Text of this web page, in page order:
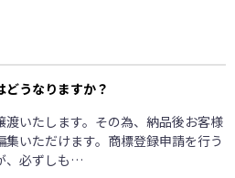
どうなりますか？
いたします。その為、納品後お客様
いただけます。商標登録申請を行う
、必ずしも…